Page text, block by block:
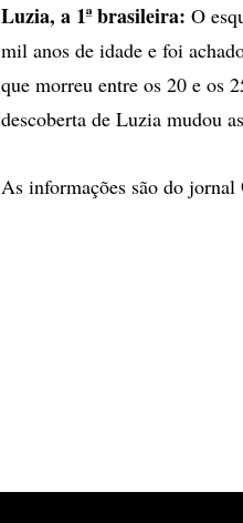
Luzia, a 1ª brasileira: O
mil anos de idade e foi
que morreu entre os 20 e os
descoberta de Luzia mudou
As informações são do jornal